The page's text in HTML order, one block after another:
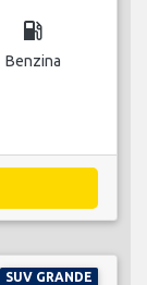
local_gas_station
Benzina
SUV GRANDE